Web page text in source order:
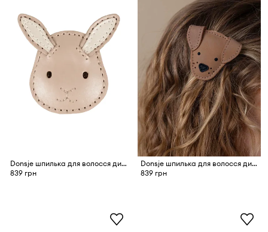
Donsje шпилька для волосся дитяча шкіряна Blinc Clip Pink Bunny
839 грн
Donsje шпилька для волосся дитяча шкіряна Josy Classic Hairclip Dog
839 грн